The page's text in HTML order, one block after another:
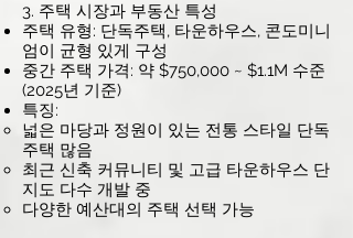
3. 주택 시장과 부동산 특성
주택 유형: 단독주택, 타운하우스, 콘도미니
엄이 균형 있게 구성
중간 주택 가격: 약 $750,000 ~ $1.1M 수준
(2025년 기준)
특징:
넓은 마당과 정원이 있는 전통 스타일 단독
주택 많음
최근 신축 커뮤니티 및 고급 타운하우스 단
지도 다수 개발 중
다양한 예산대의 주택 선택 가능